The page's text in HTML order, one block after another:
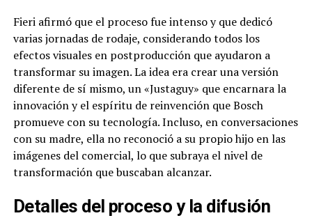
Fieri afirmó que el proceso fue intenso y que dedicó
varias jornadas de rodaje, considerando todos los
efectos visuales en postproducción que ayudaron a
transformar su imagen. La idea era crear una versión
diferente de sí mismo, un «Justaguy» que encarnara la
innovación y el espíritu de reinvención que Bosch
promueve con su tecnología. Incluso, en conversaciones
con su madre, ella no reconoció a su propio hijo en las
imágenes del comercial, lo que subraya el nivel de
transformación que buscaban alcanzar.
Detalles del proceso y la difusión